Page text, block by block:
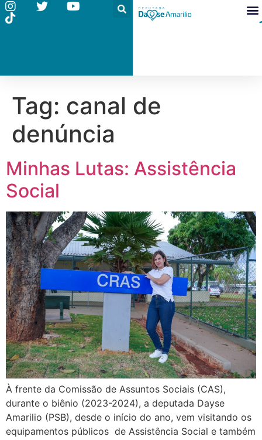
Tag: canal de
denúncia
Minhas Lutas: Assistência
Social
À frente da Comissão de Assuntos Sociais (CAS),
durante o biênio (2023-2024), a deputada Dayse
Amarilio (PSB), desde o início do ano, vem visitando os
equipamentos públicos de Assistência Social e também